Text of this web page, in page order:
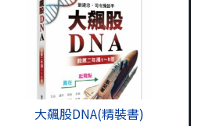
大飆股DNA(精裝書)